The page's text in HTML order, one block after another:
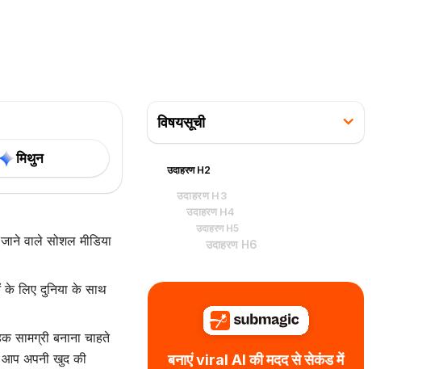
मिथुन
वाले सोशल मीडिया
के लिए दुनिया के साथ
बनाना चाहते
आप अपनी खुद की
विषयसूची
उदाहरण H2
उदाहरण H3
उदाहरण H4
उदाहरण H5
उदाहरण H6
बनाएं viral AI की मदद से सेकंड में